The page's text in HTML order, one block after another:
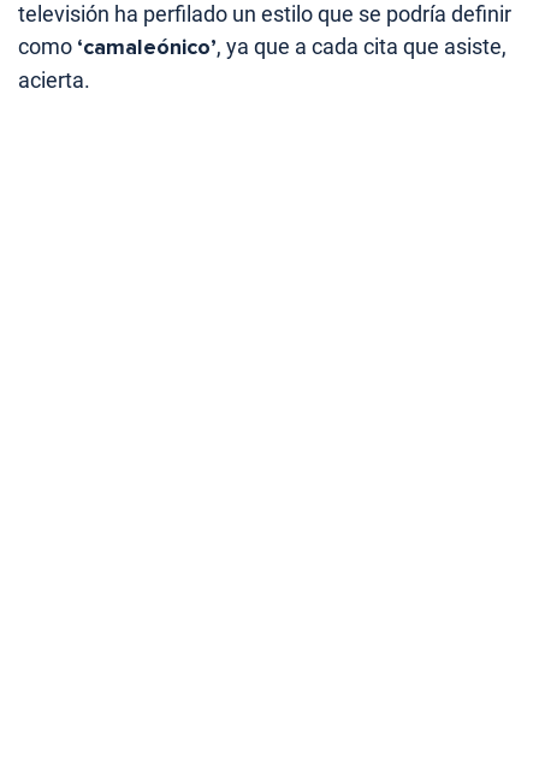
televisión ha perfilado un estilo que se podría definir
como ‘camaleónico’, ya que a cada cita que asiste,
acierta.